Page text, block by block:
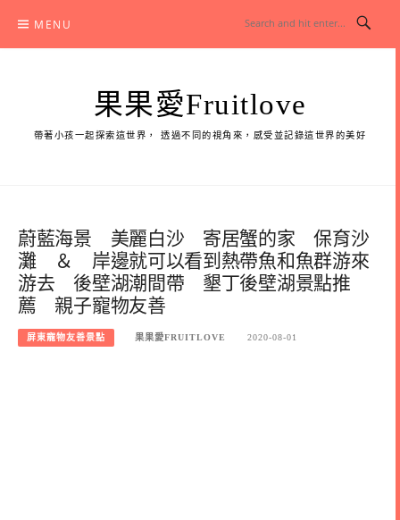
content
MENU
果果愛Fruitlove
帶著小孩一起探索這世界， 透過不同的視角來，感受並記錄這世界的美好
蔚藍海景 美麗白沙 寄居蟹的家 保育沙
灘 ＆ 岸邊就可以看到熱帶魚和魚群游來
游去 後壁湖潮間帶 墾丁後壁湖景點推
薦 親子寵物友善
屏東寵物友善景點 果果愛FRUITLOVE 2020-08-01